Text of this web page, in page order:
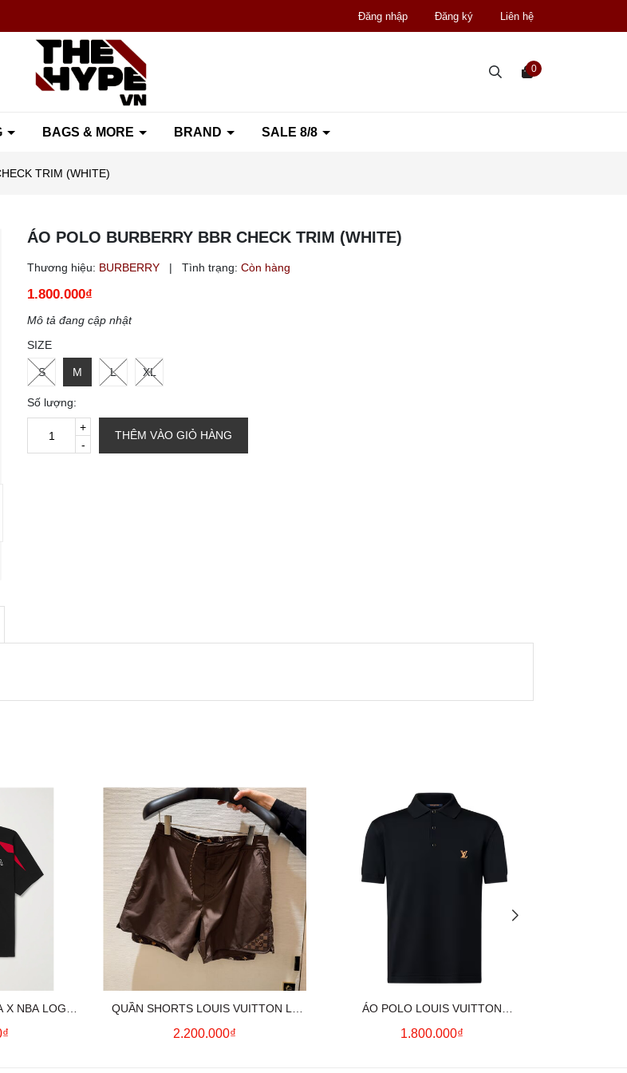
Đăng nhập Đăng ký Liên hệ
BAGS & MORE BRAND SALE 8/8
0
TRIM (WHITE)
ÁO POLO BURBERRY BBR CHECK TRIM (WHITE)
Thương hiệu: BURBERRY | Tình trạng: Còn hàng
1.800.000₫
Mô tả đang cập nhật
SIZE
S M L XL
Số lượng:
-
+
THÊM VÀO GIỎ HÀNG
NBA LOGO
SHIRT
QUẦN SHORTS LOUIS VUITTON LV
MONOGRAM SWIMWEAR (BROWN)
2.200.000₫
ÁO POLO LOUIS VUITTON
SIGNATURE LOGO (BLACK)
1.800.000₫